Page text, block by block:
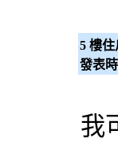
5 樓住
發表時
我